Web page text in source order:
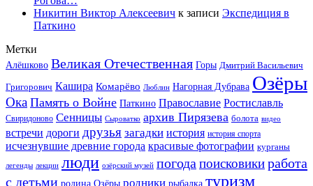
Никитин Виктор Алексеевич к записи Экспедиция в
Паткино
Метки
Алёшково Великая Отечественная Горы Дмитрий Васильевич
Григорович Кашира Комарёво Люблин Нагорная Дубрава Озёры
Ока Память о Войне Паткино Православие Ростиславль
Свиридоново Сенницы Сыроватко архив Пирязева болота видео
встречи дороги друзья загадки история история спорта
исчезнувшие древние города красивые фотографии курганы
легенды лекции люди озёрский музей погодапоисковикиработа
с детьми родина Озёры родники рыбалка туризм